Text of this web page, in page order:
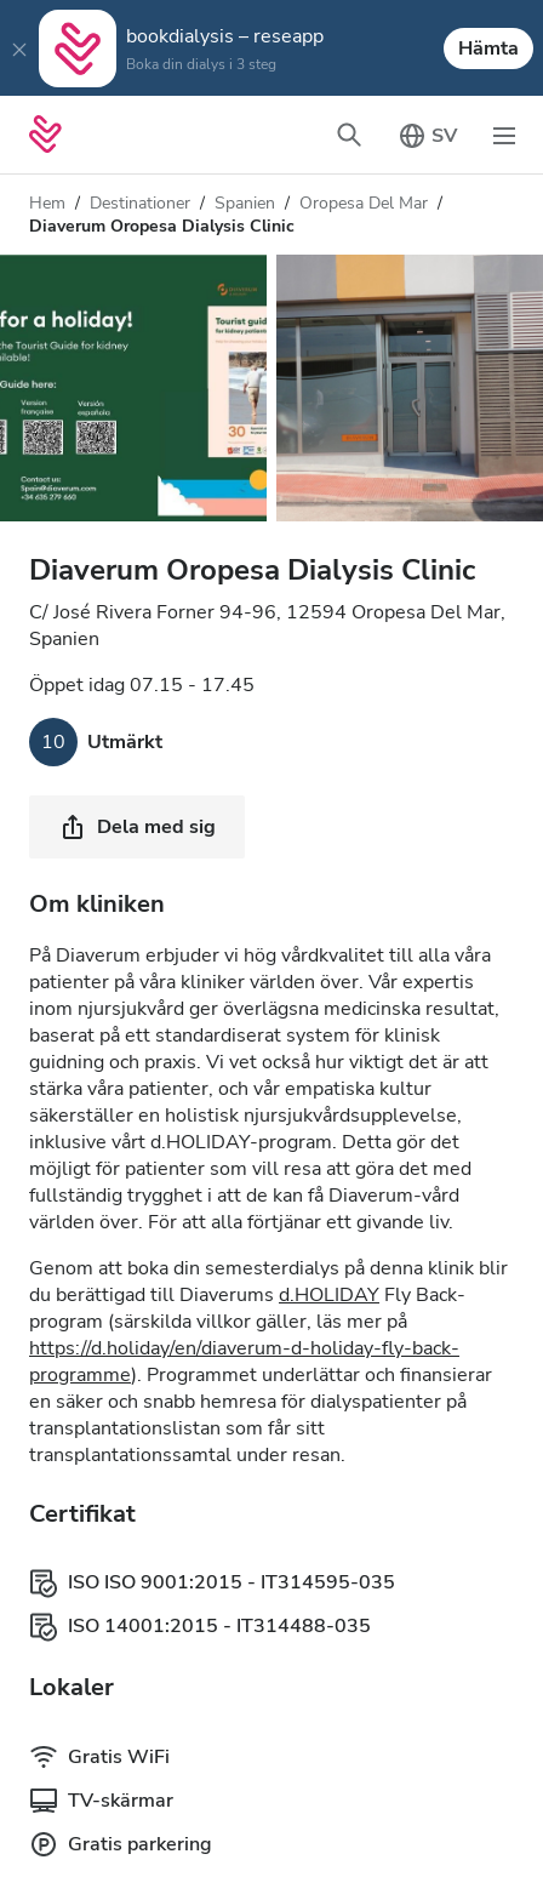
bookdialysis – reseapp
Boka din dialys i 3 steg
Hämta
SV
Hem Destinationer Spanien
Oropesa Del Mar
Diaverum Oropesa Dialysis Clinic
Diaverum Oropesa Dialysis Clinic
C/ José Rivera Forner 94-96, 12594 Oropesa Del Mar,
Spanien
Öppet idag 07.15 - 17.45
10 Utmärkt
Dela med sig
Om kliniken
På Diaverum erbjuder vi hög vårdkvalitet till alla våra
patienter på våra kliniker världen över. Vår expertis
inom njursjukvård ger överlägsna medicinska resultat,
baserat på ett standardiserat system för klinisk
guidning och praxis. Vi vet också hur viktigt det är att
stärka våra patienter, och vår empatiska kultur
säkerställer en holistisk njursjukvårdsupplevelse,
inklusive vårt d.HOLIDAY-program. Detta gör det
möjligt för patienter som vill resa att göra det med
fullständig trygghet i att de kan få Diaverum-vård
världen över. För att alla förtjänar ett givande liv.
Genom att boka din semesterdialys på denna klinik blir
du berättigad till Diaverums d.HOLIDAY Fly Back-
program (särskilda villkor gäller, läs mer på
https://d.holiday/en/diaverum-d-holiday-fly-back-
programme). Programmet underlättar och finansierar
en säker och snabb hemresa för dialyspatienter på
transplantationslistan som får sitt
transplantationssamtal under resan.
Certifikat
ISO ISO 9001:2015 - IT314595-035
ISO 14001:2015 - IT314488-035
Lokaler
Gratis WiFi
TV-skärmar
Gratis parkering